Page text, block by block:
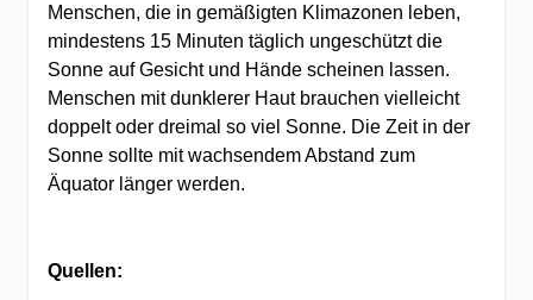
Menschen, die in gemäßigten Klimazonen leben,
mindestens 15 Minuten täglich ungeschützt die
Sonne auf Gesicht und Hände scheinen lassen.
Menschen mit dunklerer Haut brauchen vielleicht
doppelt oder dreimal so viel Sonne. Die Zeit in der
Sonne sollte mit wachsendem Abstand zum
Äquator länger werden.
Quellen: